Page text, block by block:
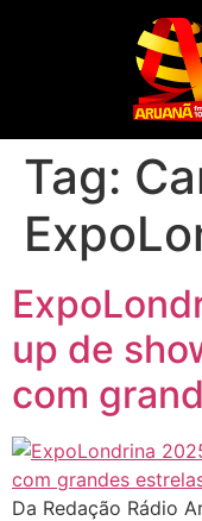
Tag:
up de
com
Da Redação Rádio